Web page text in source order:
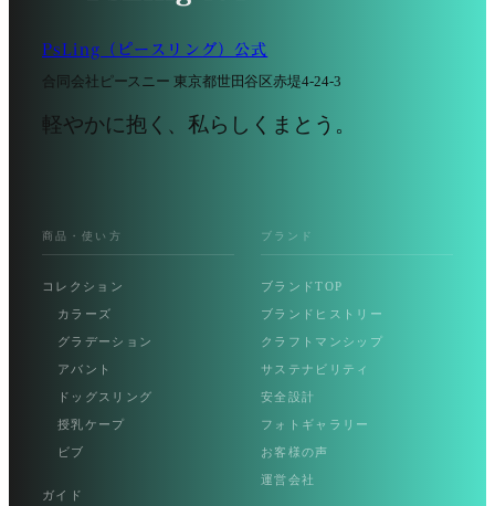
PsLing（ピースリング）公式
合同会社ピースニー 東京都世田谷区赤堤4-24-3
軽やかに抱く、私らしくまとう。
商品・使い方
コレクション
カラーズ
グラデーション
アバント
ドッグスリング
授乳ケープ
ビブ
ガイド
ブランド
ブランドTOP
ブランドヒストリー
クラフトマンシップ
サステナビリティ
安全設計
フォトギャラリー
お客様の声
運営会社